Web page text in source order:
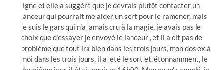
ligne et elle a suggéré que je devrais plutôt contacter un
lanceur qui pourrait me aider un sort pour le ramener, mais
je suis le gars qui n’a jamais cru à la magie, je avais pas le
choix que d’essayer je envoyé le lanceur , et il a dit pas de
problème que tout ira bien dans les trois jours, mon dos ex à
moi dans les trois jours, il a jeté le sort et, étonnamment, le